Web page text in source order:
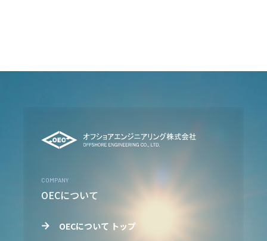
COMPANY
OECについて
OECについて トップ